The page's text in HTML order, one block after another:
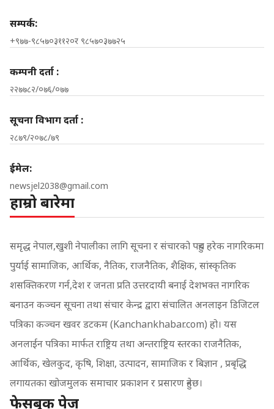
सम्पर्क:
+९७७-९८५७०३११२०र ९८५७०३७७२५
कम्पनी दर्ता :
२२७७८२/०७६/०७७
सूचना विभाग दर्ता :
२८७९/२०७८/७९
ईमेल:
newsjel2038@gmail.com
हाम्रो बारेमा
समृद्ध नेपाल,खुशी नेपालीका लागि सूचना र संचारको पहुच हरेक नागरिकमा
पुर्याई सामाजिक, आर्थिक, नैतिक, राजनैतिक, शैक्षिक, सांस्कृतिक
शसक्तिकरण गर्न,देश र जनता प्रति उत्तरदायी बनाई देशभक्त नागरिक
बनाउन कञ्चन सूचना तथा संचार केन्द्र द्वारा संचालित अनलाइन डिजिटल
पत्रिका कञ्चन खवर डटकम (Kanchankhabar.com) हो। यस
अनलाईन पत्रिका मार्फत राष्ट्रिय तथा अन्तराष्ट्रिय स्तरका राजनैतिक,
आर्थिक, खेलकुद, कृषि, शिक्षा, उत्पादन, सामाजिक र बिज्ञान , प्रबृद्धि
लगायतका खोजमुलक समाचार प्रकाशन र प्रसारण हुनेछ।
फेसबुक पेज